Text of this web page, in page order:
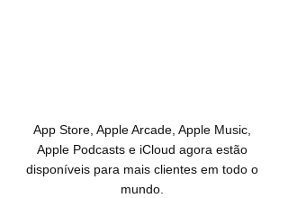
App Store, Apple Arcade, Apple Music,
Apple Podcasts e iCloud agora estão
disponíveis para mais clientes em todo o
mundo.